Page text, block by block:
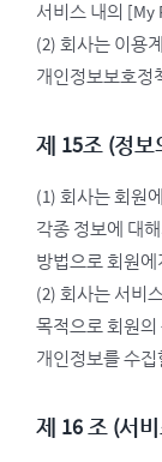
서비스 내의 [My
(2) 회사는 이용
개인정보보호정
제 15조 (정보
(1) 회사는 회원
각종 정보에 대
방법으로 회원
(2) 회사는 서비
목적으로 회원의
개인정보를 수
제 16 조 (서